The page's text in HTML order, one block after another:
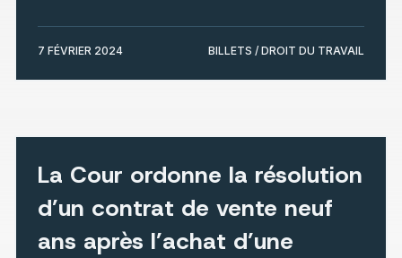
7 FÉVRIER 2024 BILLETS / DROIT DU TRAVAIL
La Cour ordonne la résolution
d’un contrat de vente neuf
ans après l’achat d’une